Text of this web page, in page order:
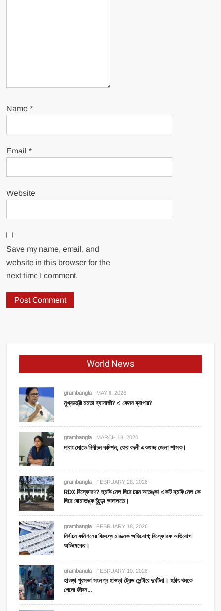
Name*
Email*
Website
Save my name, email, and
website in this browser for the
next time I comment.
World News
grambangla MAY 8, 2026
মুখ্যমন্ত্রী মমতা ব্যানার্জী? এ কেমন ব্যাপার?
grambangla MARCH 18, 2026
দাবাং মোডে নির্বাচন কমিশন, ফের বদলী একগুচ্ছ জেলা শাসক।
grambangla FEBRUARY 28, 2026
RDX বিস্ফোরণ? হুমকি মেল ঘিরে চরম আতঙ্ক! একটি হমকি মেল কে
ঘিরে বোমাতঙ্ক চুঁচুড়া আদালতে।
grambangla FEBRUARY 18, 2026
নির্বাচন কমিশনের বিরুদ্ধে মারাত্মক অভিযোগ; বিস্ফোরক অভিযোগ
অভিষেকের।
grambangla FEBRUARY 10, 2026
হাওড়া পুরসভা সংলগ্ন হাওড়া ট্রেড সেন্টারে দুর্ঘটনা। হঠাৎ থমকে
গেলো জীবন…